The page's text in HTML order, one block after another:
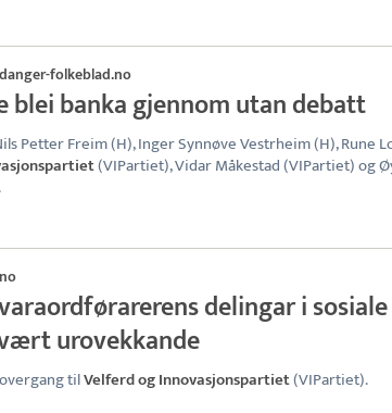
folkeblad.no
blei banka gjennom utan debatt
Petter Freim (H), Inger Synnøve Vestrheim (H), Rune
(VIPartiet), Vidar Måkestad (VIPartiet) og
delingar i sosiale
urovekkande
tilVelferd og Innovasjonspartiet(VIPartiet).